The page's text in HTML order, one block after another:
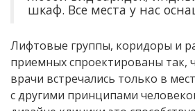
шкаф. Все места у нас
Лифтовые группы, коридоры и
приемных спроектированы так,
врачи встречались только в
с другими принципами